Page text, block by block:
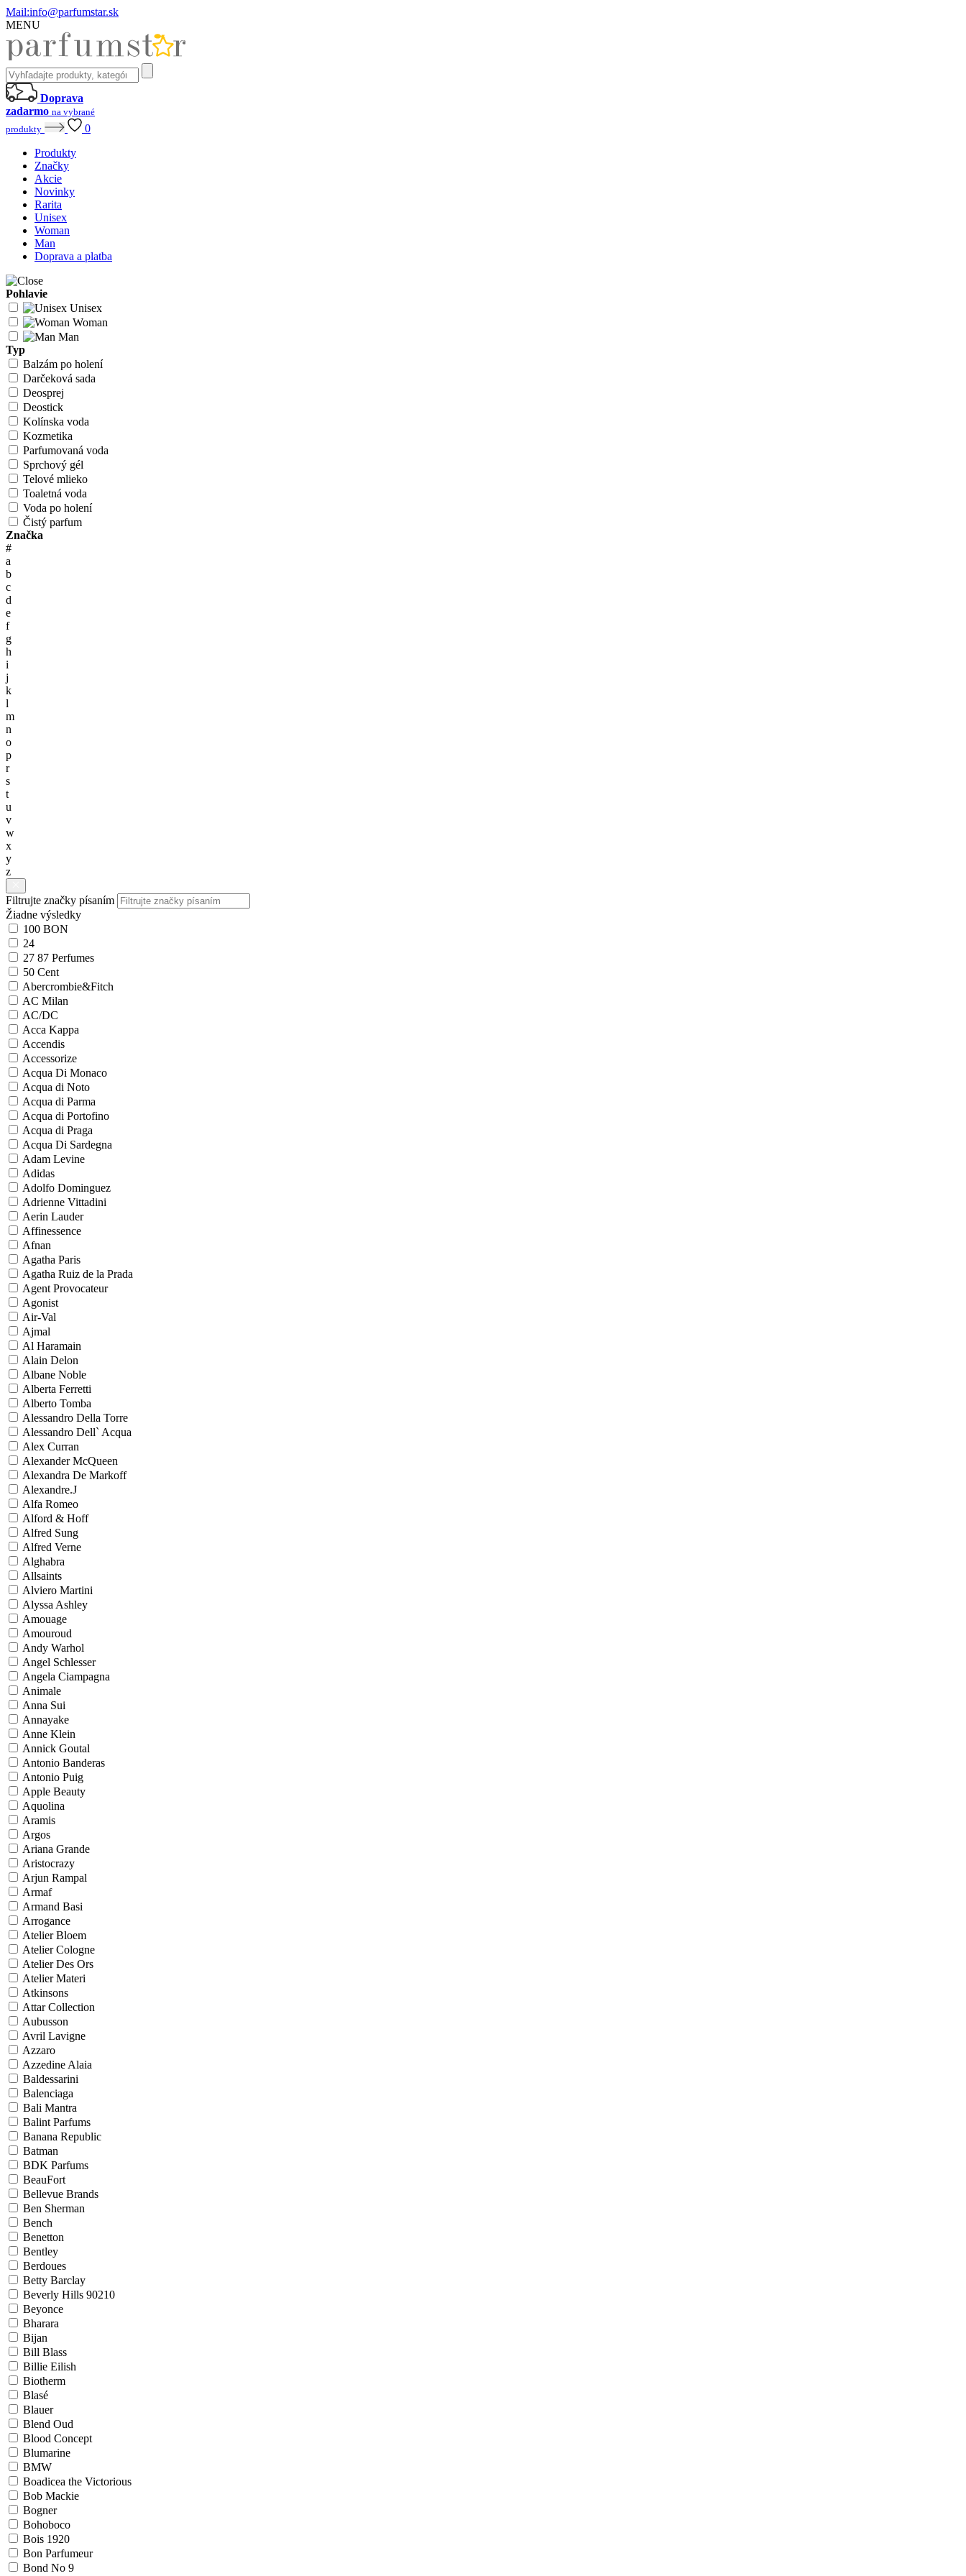
Mail:info@parfumstar.sk
MENU
Doprava
zadarmo na vybrané
produkty
0
Produkty
Značky
Akcie
Novinky
Rarita
Unisex
Woman
Man
Doprava a platba
Pohlavie
Unisex
Woman
Man
Typ
Balzám po holení
Darčeková sada
Deosprej
Deostick
Kolínska voda
Kozmetika
Parfumovaná voda
Sprchový gél
Telové mlieko
Toaletná voda
Voda po holení
Čistý parfum
Značka
#
a
b
c
d
e
f
g
h
i
j
k
l
m
n
o
p
r
s
t
u
v
w
x
y
z
Filtrujte značky písaním
Žiadne výsledky
100 BON
24
27 87 Perfumes
50 Cent
Abercrombie&Fitch
AC Milan
AC/DC
Acca Kappa
Accendis
Accessorize
Acqua Di Monaco
Acqua di Noto
Acqua di Parma
Acqua di Portofino
Acqua di Praga
Acqua Di Sardegna
Adam Levine
Adidas
Adolfo Dominguez
Adrienne Vittadini
Aerin Lauder
Affinessence
Afnan
Agatha Paris
Agatha Ruiz de la Prada
Agent Provocateur
Agonist
Air-Val
Ajmal
Al Haramain
Alain Delon
Albane Noble
Alberta Ferretti
Alberto Tomba
Alessandro Della Torre
Alessandro Dell` Acqua
Alex Curran
Alexander McQueen
Alexandra De Markoff
Alexandre.J
Alfa Romeo
Alford & Hoff
Alfred Sung
Alfred Verne
Alghabra
Allsaints
Alviero Martini
Alyssa Ashley
Amouage
Amouroud
Andy Warhol
Angel Schlesser
Angela Ciampagna
Animale
Anna Sui
Annayake
Anne Klein
Annick Goutal
Antonio Banderas
Antonio Puig
Apple Beauty
Aquolina
Aramis
Argos
Ariana Grande
Aristocrazy
Arjun Rampal
Armaf
Armand Basi
Arrogance
Atelier Bloem
Atelier Cologne
Atelier Des Ors
Atelier Materi
Atkinsons
Attar Collection
Aubusson
Avril Lavigne
Azzaro
Azzedine Alaia
Baldessarini
Balenciaga
Bali Mantra
Balint Parfums
Banana Republic
Batman
BDK Parfums
BeauFort
Bellevue Brands
Ben Sherman
Bench
Benetton
Bentley
Berdoues
Betty Barclay
Beverly Hills 90210
Beyonce
Bharara
Bijan
Bill Blass
Billie Eilish
Biotherm
Blasé
Blauer
Blend Oud
Blood Concept
Blumarine
BMW
Boadicea the Victorious
Bob Mackie
Bogner
Bohoboco
Bois 1920
Bon Parfumeur
Bond No 9